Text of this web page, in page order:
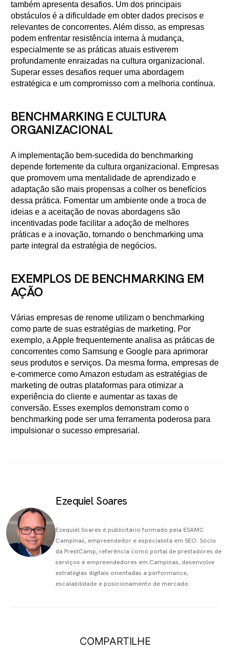
também apresenta desafios. Um dos principais
obstáculos é a dificuldade em obter dados precisos e
relevantes de concorrentes. Além disso, as empresas
podem enfrentar resistência interna à mudança,
especialmente se as práticas atuais estiverem
profundamente enraizadas na cultura organizacional.
Superar esses desafios requer uma abordagem
estratégica e um compromisso com a melhoria contínua.
BENCHMARKING E CULTURA
ORGANIZACIONAL
A implementação bem-sucedida do benchmarking
depende fortemente da cultura organizacional. Empresas
que promovem uma mentalidade de aprendizado e
adaptação são mais propensas a colher os benefícios
dessa prática. Fomentar um ambiente onde a troca de
ideias e a aceitação de novas abordagens são
incentivadas pode facilitar a adoção de melhores
práticas e a inovação, tornando o benchmarking uma
parte integral da estratégia de negócios.
EXEMPLOS DE BENCHMARKING EM
AÇÃO
Várias empresas de renome utilizam o benchmarking
como parte de suas estratégias de marketing. Por
exemplo, a Apple frequentemente analisa as práticas de
concorrentes como Samsung e Google para aprimorar
seus produtos e serviços. Da mesma forma, empresas de
e-commerce como Amazon estudam as estratégias de
marketing de outras plataformas para otimizar a
experiência do cliente e aumentar as taxas de
conversão. Esses exemplos demonstram como o
benchmarking pode ser uma ferramenta poderosa para
impulsionar o sucesso empresarial.
Ezequiel Soares
Ezequiel Soares é publicitário formado pela ESAMC
Campinas, empreendedor e especialista em SEO. Sócio
da PrestCamp, referência como portal de prestadores de
serviços e empreendedores em Campinas, desenvolve
estratégias digitais orientadas a performance,
escalabilidade e posicionamento de mercado
COMPARTILHE